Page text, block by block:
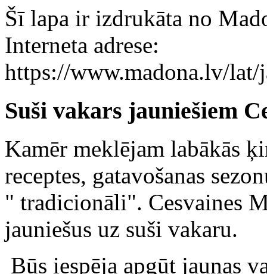
Šī lapa ir izdrukāta no
Interneta adrese:
https://www.madona.lv/
Suši vakars jauniešiem
Kamēr meklējam labākās
receptes, gatavošanas
" tradicionāli". Cesvaines
jauniešus uz suši vakaru.
Būs iespēja apgūt jaunas